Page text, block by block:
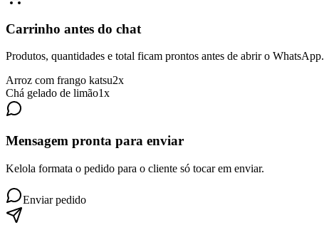
Carrinho antes do chat
Produtos, quantidades e total ficam prontos antes de abrir o WhatsApp.
Arroz com frango katsu2x
Chá gelado de limão1x
Mensagem pronta para enviar
Kelola formata o pedido para o cliente só tocar em enviar.
Enviar pedido